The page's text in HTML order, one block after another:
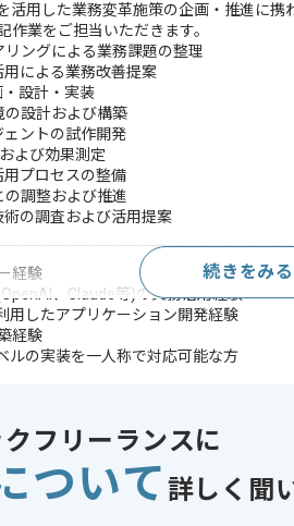
活用した業務変革施策の企画・推進に携
作業をご担当いただきます。
リングによる業務課題の整理
用による業務改善提案
・設計・実装
の設計および構築
ェントの試作開発
よび効果測定
用プロセスの整備
の調整および推進
術の調査および活用提案
経験
、Claude等)の実務活用経験
用したアプリケーション開発経験
経験
ルの実装を一人称で対応可能な方
・AIエージェント構築経験
・クラウド環境(AWS/Azure/GCP)での開
・新規事業立上げ経験
・BPR(業務プロセス改善)経験
続きをみる
フリーランスに
ついて 詳しく聞